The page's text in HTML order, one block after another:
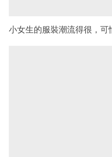
小女生的服裝潮流得很，可